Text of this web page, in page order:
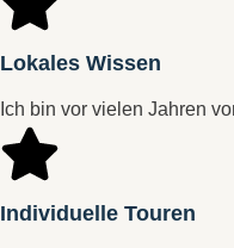
Lokales Wissen
Ich bin vor vielen Jahren
Individuelle Touren